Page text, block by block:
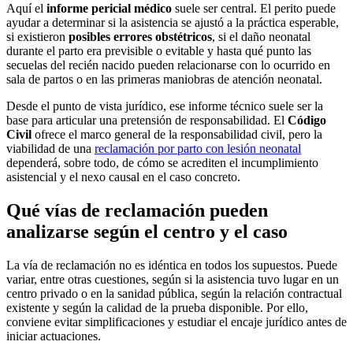
Aquí el informe pericial médico suele ser central. El perito puede
ayudar a determinar si la asistencia se ajustó a la práctica esperable,
si existieron posibles errores obstétricos, si el daño neonatal
durante el parto era previsible o evitable y hasta qué punto las
secuelas del recién nacido pueden relacionarse con lo ocurrido en
sala de partos o en las primeras maniobras de atención neonatal.
Desde el punto de vista jurídico, ese informe técnico suele ser la
base para articular una pretensión de responsabilidad. El Código
Civil ofrece el marco general de la responsabilidad civil, pero la
viabilidad de una reclamación por parto con lesión neonatal
dependerá, sobre todo, de cómo se acrediten el incumplimiento
asistencial y el nexo causal en el caso concreto.
Qué vías de reclamación pueden
analizarse según el centro y el caso
La vía de reclamación no es idéntica en todos los supuestos. Puede
variar, entre otras cuestiones, según si la asistencia tuvo lugar en un
centro privado o en la sanidad pública, según la relación contractual
existente y según la calidad de la prueba disponible. Por ello,
conviene evitar simplificaciones y estudiar el encaje jurídico antes de
iniciar actuaciones.